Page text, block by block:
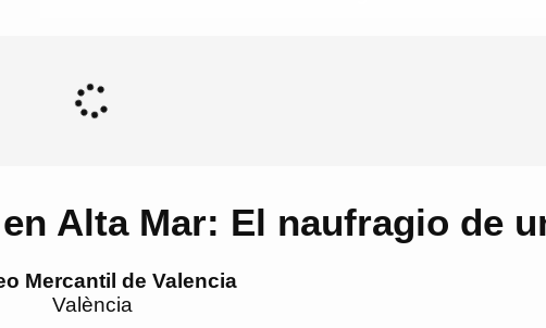
Alta Mar: El naufragio de
Mercantil de Valencia
València